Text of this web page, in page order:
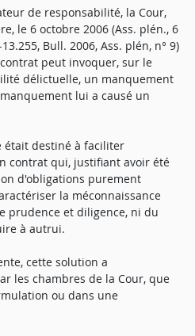
de responsabilité, la Cour,
le 6 octobre 2006 (Ass. plén., 6
Bull. 2006, Ass. plén, n° 9)
peut invoquer, sur le
délictuelle, un manquement
lui a causé un
était destiné à faciliter
contrat qui, justifiant avoir été
d'obligations purement
la méconnaissance
prudence et diligence, ni du
à autrui.
cette solution a
les chambres de la Cour, que
ou dans une